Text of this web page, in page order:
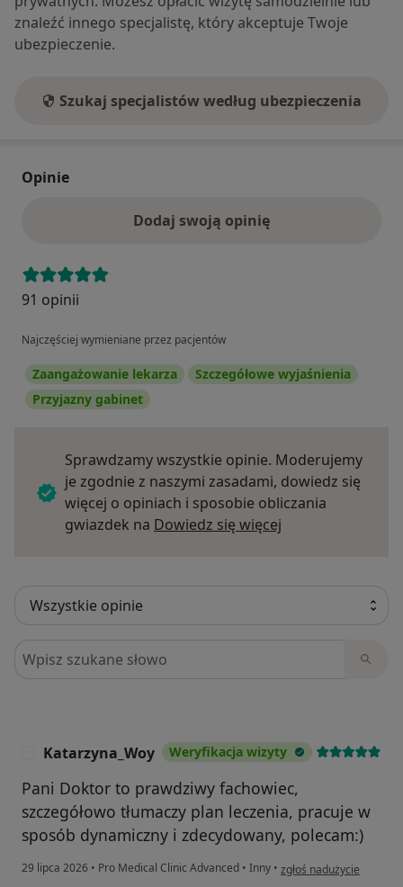
znaleźć innego specjalistę, który akceptuje Twoje
ubezpieczenie.
Szukaj specjalistów według ubezpieczenia
Opinie
Dodaj swoją opinię
91 opinii
Najczęściej wymieniane przez pacjentów
Zaangażowanie lekarza
Szczegółowe wyjaśnienia
Przyjazny gabinet
Sprawdzamy wszystkie opinie. Moderujemy
je zgodnie z naszymi zasadami, dowiedz się
więcej o opiniach i sposobie obliczania
gwiazdek na Dowiedz się więcej
Szukaj w opiniach
Katarzyna_Woy Weryfikacja wizyty
Pani Doktor to prawdziwy fachowiec,
szczegółowo tłumaczy plan leczenia, pracuje w
sposób dynamiczny i zdecydowany, polecam:)
29 lipca 2026 • Pro Medical Clinic Advanced • Inny • w opinii użytkownika
zgłoś nadużycie